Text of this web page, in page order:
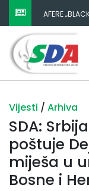
AFERE
ZATAŠKATI
Vijesti / Arhiva
SDA:
poštuje
miješa u
Bosne i